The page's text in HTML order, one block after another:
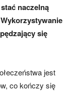
naczelną
się
jest
co kończy się